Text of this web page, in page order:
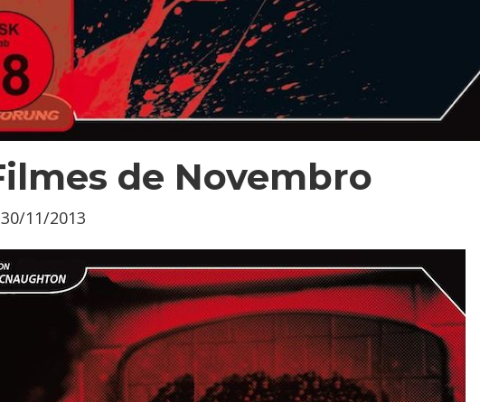
de Novembro
30/11/2013